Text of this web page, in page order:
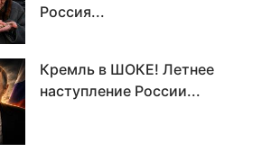
Россия...
Кремль в ШОКЕ! Летнее
наступление России...